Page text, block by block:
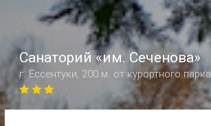
Санаторий «им. Сеченова»
г. Ессентуки 200 м. от курортного парка